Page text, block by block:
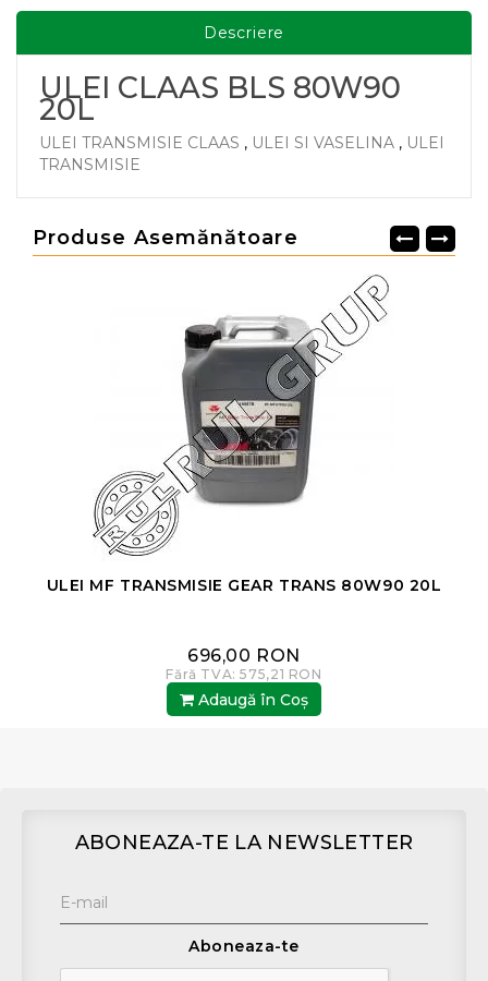
Descriere
ULEI CLAAS BLS 80W90
20L
ULEI TRANSMISIE CLAAS , ULEI SI VASELINA , ULEI
TRANSMISIE
Produse Asemănătoare
ULEI MF TRANSMISIE GEAR TRANS 80W90 20L
696,00 RON
Fără TVA: 575,21 RON
Adaugă în Coş
ABONEAZA-TE LA NEWSLETTER
Aboneaza-te